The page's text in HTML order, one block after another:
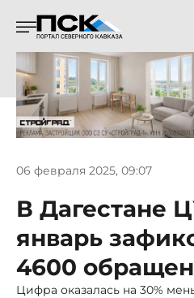
06 февраля 2025, 09:07
В Дагестане
январь
4600
Цифра оказалась на 30%